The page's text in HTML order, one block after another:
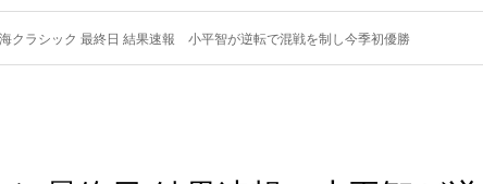
クラシック 最終日 結果速報 小平智が逆転で混戦を制し今季初優勝